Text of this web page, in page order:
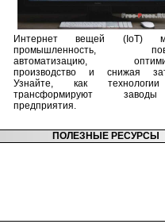
Интернет вещей (IoT)
промышленность,
автоматизацию,
производство и снижая
Узнайте, как
трансформируют
предприятия.
ПОЛЕЗНЫЕ РЕСУРСЫ